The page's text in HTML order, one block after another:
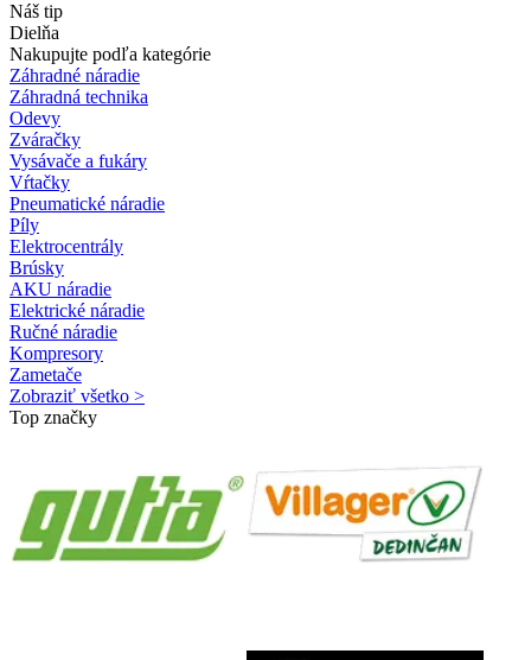
Náš tip
Dielňa
Nakupujte podľa kategórie
Záhradné náradie
Záhradná technika
Odevy
Zváračky
Vysávače a fukáry
Vŕtačky
Pneumatické náradie
Píly
Elektrocentrály
Brúsky
AKU náradie
Elektrické náradie
Ručné náradie
Kompresory
Zametače
Zobraziť všetko >
Top značky